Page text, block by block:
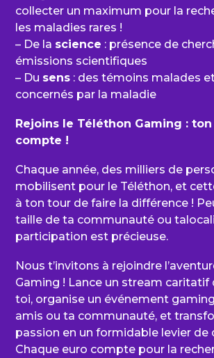
collecter un maximum pour la
les maladies rares !
– De la science : présence de
émissions scientifiques
– Du sens : des témoins malades
concernés par la maladie
Rejoins le Téléthon Gaming :
compte !
Chaque année, des milliers de
mobilisent pour le Téléthon, et
à ton tour de faire la différence !
taille de ta communauté ou
participation est précieuse.
Nous t’invitons à rejoindre
Gaming ! Lance un stream caritatif
toi, organise un événement
amis ou ta communauté, et
passion en un formidable levier de
Chaque euro compte pour la